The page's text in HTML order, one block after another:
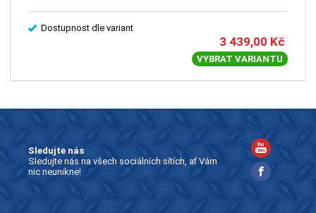
Dostupnost dle variant
3 439,00 Kč
VYBRAT VARIANTU
Sledujte nás
Sledujte nás na všech sociálních sítích, ať Vám
nic neunikne!